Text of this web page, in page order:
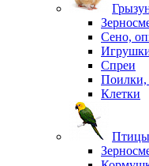
Сено,
Спреи
Поилки,
Клетки
Птицы